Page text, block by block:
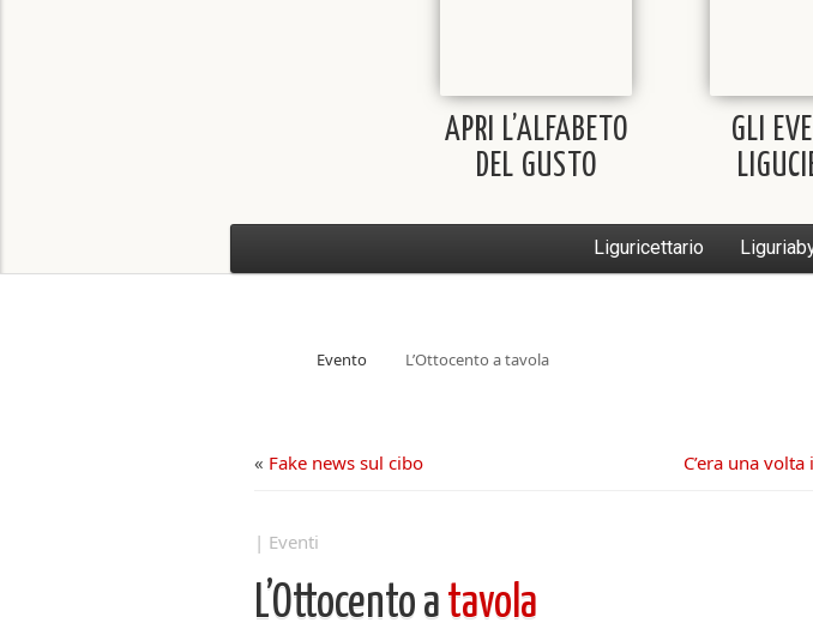
APRI L’ALFABETO
DEL GUSTO
GLI
Liguricettario
Evento L’Ottocento a tavola
« Fake news sul cibo C’era una
| Eventi
L’Ottocento a tavola